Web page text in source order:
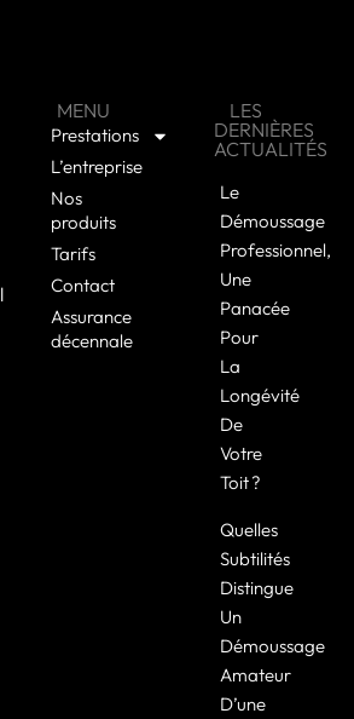
MENU
Prestations
L’entreprise
Nos
produits
Tarifs
Contact
Assurance
décennale
LES
DERNIÈRES
ACTUALITÉS
Le
Démoussage
Professionnel,
Une
Panacée
Pour
La
Longévité
De
Votre
Toit ?
Quelles
Subtilités
Distingue
Un
Démoussage
Amateur
D’une